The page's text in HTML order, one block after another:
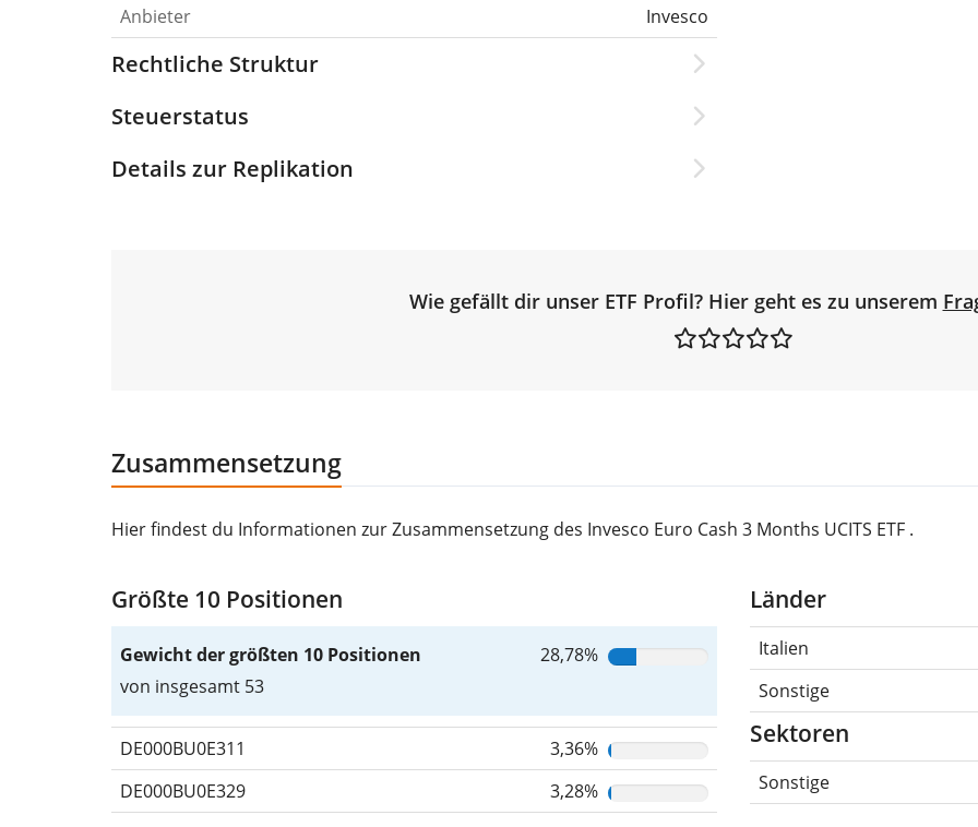
Anbieter
Invesco
Rechtliche Struktur
Steuerstatus
Details zur Replikation
Wie gefällt dir unser ETF Profil? Hier geht es zu unserem
Zusammensetzung
Hier findest du Informationen zur Zusammensetzung des Invesco Euro Cash 3 Months UCITS ETF .
Größte 10 Positionen
Gewicht der größten 10 Positionen
von insgesamt 53
28,78%
DE000BU0E311
3,36%
DE000BU0E329
3,28%
Länder
Italien
Sonstige
Sektoren
Sonstige